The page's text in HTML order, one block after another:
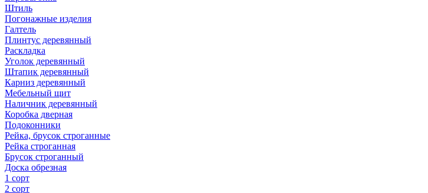
Штиль
Погонажные изделия
Галтель
Плинтус деревянный
Раскладка
Уголок деревянный
Штапик деревянный
Карниз деревянный
Мебельный щит
Наличник деревянный
Коробка дверная
Подоконники
Рейка, брусок строганные
Рейка строганная
Брусок строганный
Доска обрезная
1 сорт
2 сорт